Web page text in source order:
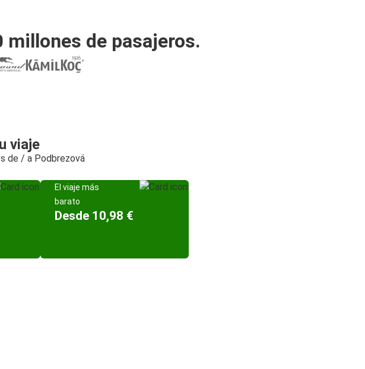
millones de pasajeros.
viaje
de / a Podbrezová
El viaje más
barato
Desde 10,98 €